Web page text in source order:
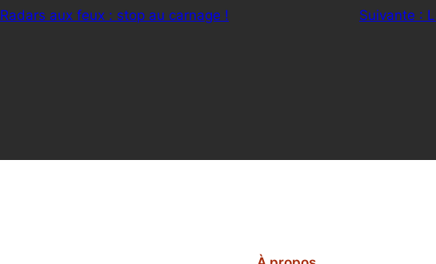
Radars aux feux : stop au carnage ! Suivante :